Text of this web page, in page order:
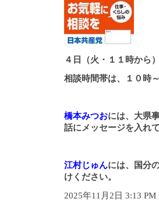
４日（火・１１時から
相談時間帯は、１０時
橋本みつおには、大県
話にメッセージを入れ
江村じゅんには、国分
けください。
2025年11月2日 3:13 PM